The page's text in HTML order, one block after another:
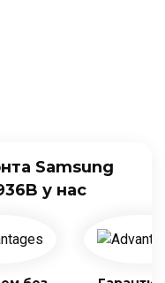
Samsung
у нас